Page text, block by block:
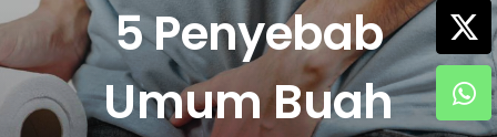
FASILITAS
ARTIKEL
5 Penyebab
Umum Buah